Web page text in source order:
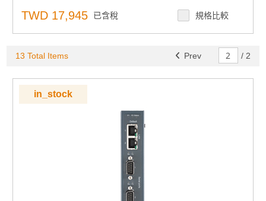
安裝在 DIN 導軌和壁掛支架上
內置 15 KV ESD 保護，適用於所有串行信號
自動 RS-485 數據流控制
適用於 4 KV 的信號埠
TWD 17,945 已含稅 規格比較
13 Total Items Prev / 2
in_stock